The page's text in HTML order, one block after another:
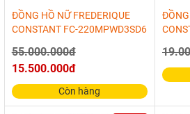
ĐỒNG HỒ NỮ FREDERIQUE
CONSTANT FC-220MPWD3SD6
55.000.000đ
15.500.000đ
Còn hàng
ĐỒNG